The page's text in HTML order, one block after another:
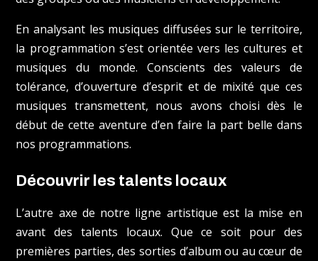
En analysant les musiques diffusées sur le territoire,
la programmation s’est orientée vers les cultures et
musiques du monde. Conscients des valeurs de
tolérance, d’ouverture d’esprit et de mixité que ces
musiques transmettent, nous avons choisi dès le
début de cette aventure d’en faire la part belle dans
nos programmations.
Découvrir les talents locaux
L’autre axe de notre ligne artistique est la mise en
avant des talents locaux. Que ce soit pour des
premières parties, des sorties d’album ou au cœur de